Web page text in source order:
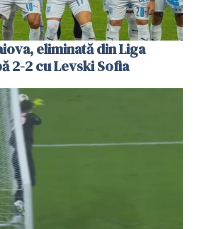
eliminată din Liga
2-2 cu Levski Sofia